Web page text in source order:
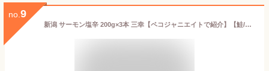
no. 9
新潟 サーモン塩辛 200g×3本 三幸【ペコジャニエイトで紹介】【鮭/いくら/海鮮漬物】【代金引換・後払い決済不可】【送料無料】